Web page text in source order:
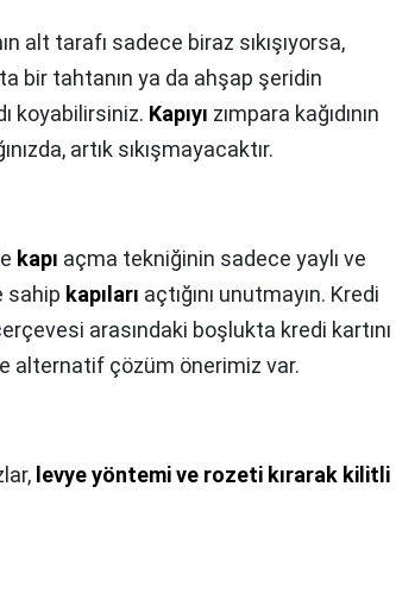
alt tarafı sadece biraz sıkışıyorsa,
bir tahtanın ya da ahşap şeridin
koyabilirsiniz. Kapıyı zımpara kağıdının
artık sıkışmayacaktır.
kapı açma tekniğinin sadece yaylı ve
sahip kapıları açtığını unutmayın. Kredi
arasındaki boşlukta kredi kartını
alternatif çözüm önerimiz var.
levye yöntemi ve rozeti kırarak kilitli